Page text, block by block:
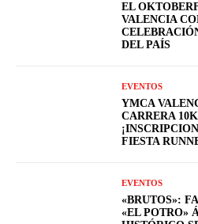
EL
VALENCIA
DEL PAÍS
EVENTOS
YMCA
CARRERA
FIESTA
EVENTOS
«BRUTOS»:
«EL POTRO»